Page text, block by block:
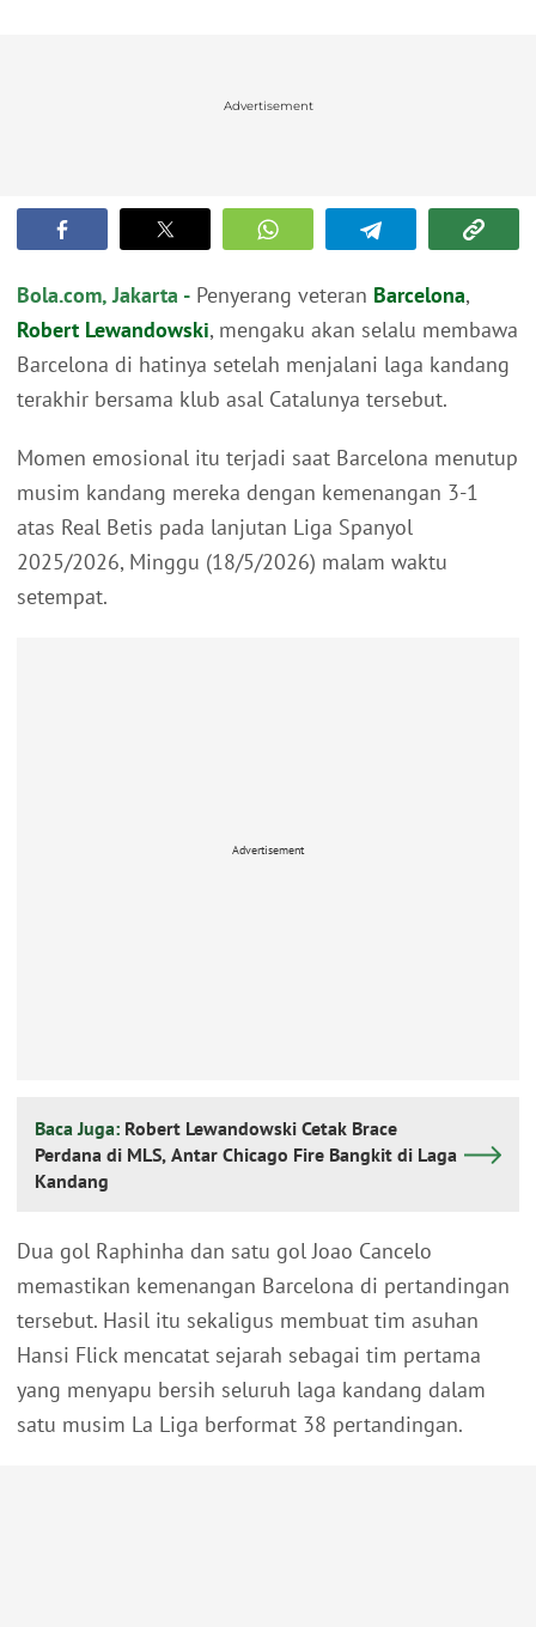
Advertisement
Bola.com, Jakarta - Penyerang veteran Barcelona,
Robert Lewandowski, mengaku akan selalu membawa
Barcelona di hatinya setelah menjalani laga kandang
terakhir bersama klub asal Catalunya tersebut.
Momen emosional itu terjadi saat Barcelona menutup
musim kandang mereka dengan kemenangan 3-1
atas Real Betis pada lanjutan Liga Spanyol
2025/2026, Minggu (18/5/2026) malam waktu
setempat.
Advertisement
Baca Juga: Robert Lewandowski Cetak Brace
Perdana di MLS, Antar Chicago Fire Bangkit di Laga
Kandang
Dua gol Raphinha dan satu gol Joao Cancelo
memastikan kemenangan Barcelona di pertandingan
tersebut. Hasil itu sekaligus membuat tim asuhan
Hansi Flick mencatat sejarah sebagai tim pertama
yang menyapu bersih seluruh laga kandang dalam
satu musim La Liga berformat 38 pertandingan.